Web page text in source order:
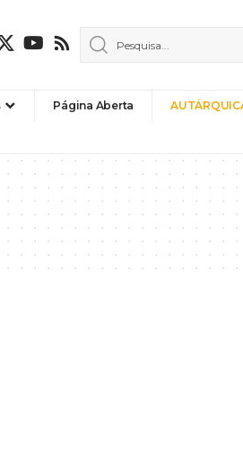
Página Aberta